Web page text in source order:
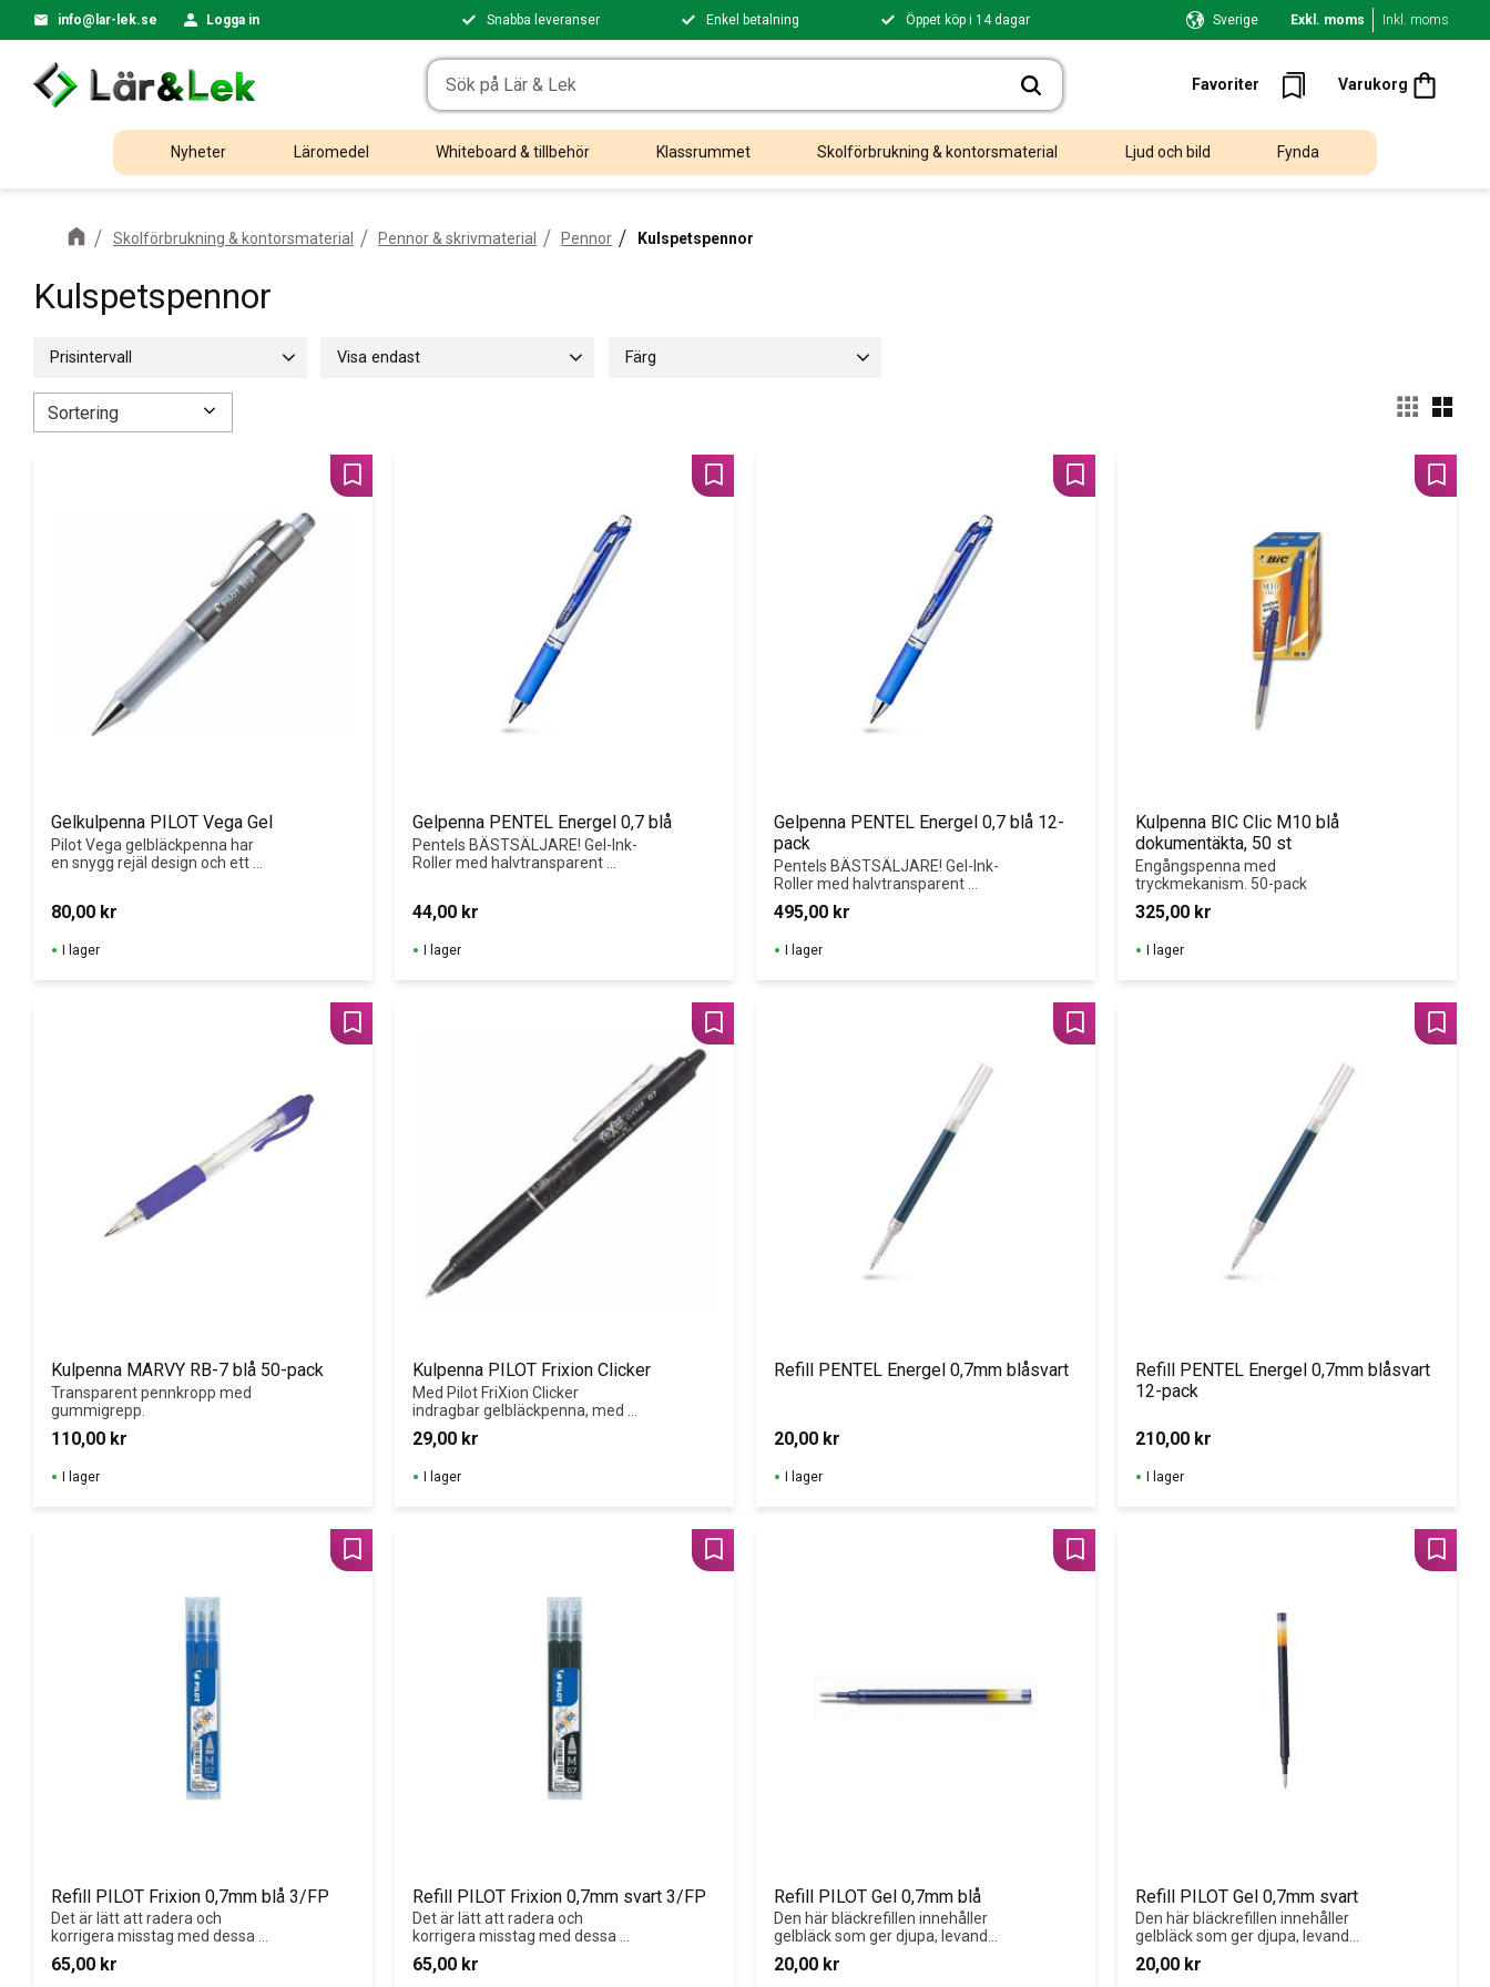
info@lar-lek.se Logga in Snabba leveranser Enkel betalning Öppet köp i 14 dagar Sverige Exkl. moms Inkl. moms
Favoriter Varukorg
Favoriter
Nyheter Läromedel Whiteboard & tillbehör Klassrummet Skolförbrukning & kontorsmaterial Ljud och bild Fynda
Skolförbrukning & kontorsmaterial Pennor & skrivmaterial Pennor Kulspetspennor
Kulspetspennor
Prisintervall
20
Visa endast Färg
Gelkulpenna PILOT Vega Gel
Pilot Vega gelbläckpenna har
en snygg rejäl design och ett
80,00 kr
Lägg till i favoriter
I lager
Gelpenna PENTEL Energel 0,7 blå
Pentels BÄSTSÄLJARE! Gel-Ink-
Roller med halvtransparent
44,00 kr
Lägg till i favoriter
I lager
Gelpenna PENTEL Energel 0,7 blå 12-
pack
Pentels BÄSTSÄLJARE! Gel-Ink-
Roller med halvtransparent
pennkropp samt gummigrepp
för ökad användarkomfort
495,00 kr
Lägg till i favoriter
I lager
Kulpenna BIC Clic M10 blå
dokumentäkta, 50 st
Engångspenna med
tryckmekanism. 50-pack
325,00 kr
Lägg
I lager
Kulpenna MARVY RB-7 blå 50-pack
Transparent pennkropp med
gummigrepp.
110,00 kr
Lägg till i favoriter
I lager
Kulpenna PILOT Frixion Clicker
Med Pilot FriXion Clicker
indragbar gelbläckpenna, med
FriXions unika raderingsspets
och värmekänsligt bläck, är det
misstag.
29,00 kr
Lägg till i favoriter
I lager
Refill PENTEL Energel 0,7mm blåsvart
20,00 kr
Lägg till i favoriter
I lager
Refill PENTEL Energel 0,7mm blåsvart
12-pack
210,00 kr
Lägg
I lager
Refill PILOT Frixion 0,7mm blå 3/FP
Det är lätt att radera och
korrigera misstag med dessa
gelbläckrefillers för Pilot FriXion
kulspetspennor eller FriXion
65,00 kr
Lägg till i favoriter
Refill PILOT Frixion 0,7mm svart 3/FP
Det är lätt att radera och
korrigera misstag med dessa
gelbläckrefillers för Pilot FriXion
kulspetspennor eller FriXion
65,00 kr
Lägg till i favoriter
Refill PILOT Gel 0,7mm blå
Den här bläckrefillen innehåller
gelbläck som ger djupa, levande
färger och som får det du
skriver att sticka ut.
20,00 kr
Lägg till i favoriter
Refill PILOT Gel 0,7mm svart
Den här bläckrefillen innehåller
gelbläck som ger djupa, levande
färger och som får det du
skriver att sticka ut.
20,00 kr
Lägg